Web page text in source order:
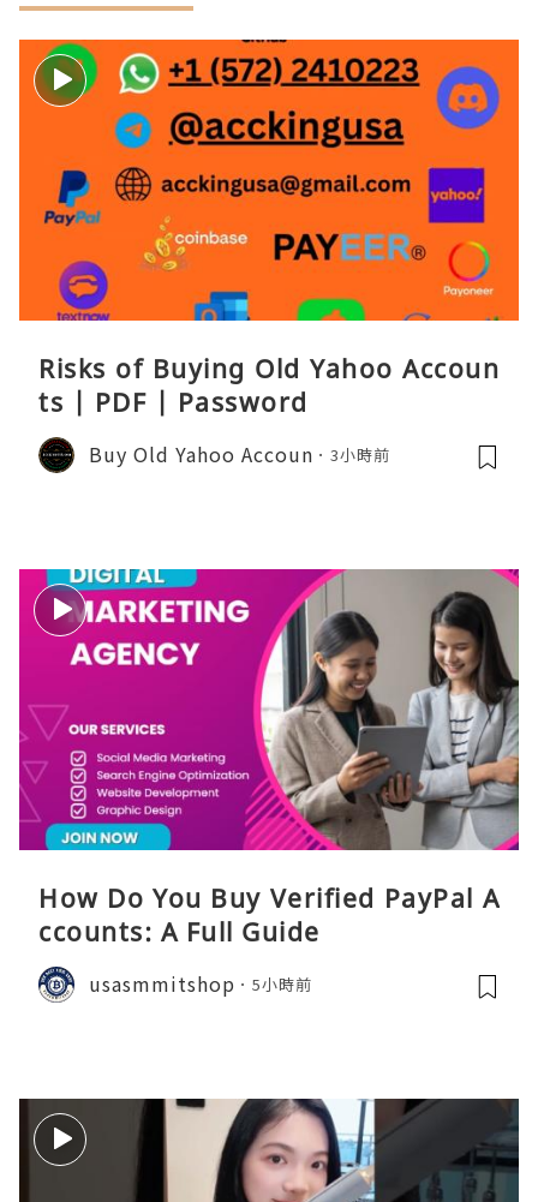
Risks of Buying Old Yahoo Accoun
ts | PDF | Password
Buy Old Yahoo Accoun 3小時前
How Do You Buy Verified PayPal A
ccounts: A Full Guide
usasmmitshop 5小時前